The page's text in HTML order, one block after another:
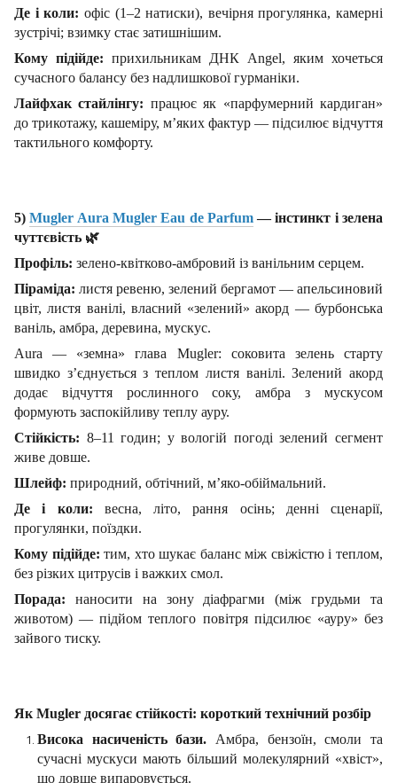
Де і коли: офіс (1–2 натиски), вечірня прогулянка, камерні
зустрічі; взимку стає затишнішим.
Кому підійде: прихильникам ДНК Angel, яким хочеться
сучасного балансу без надлишкової гурманіки.
Лайфхак стайлінгу: працює як «парфумерний кардиган»
до трикотажу, кашеміру, м’яких фактур — підсилює відчуття
тактильного комфорту.
5)Mugler Aura Mugler Eau de Parfum— інстинкт і зелена
чуттєвість 🌿
Профіль: зелено-квітково-амбровий із ванільним серцем.
Піраміда: листя ревеню, зелений бергамот — апельсиновий
цвіт, листя ванілі, власний «зелений» акорд — бурбонська
ваніль, амбра, деревина, мускус.
Aura — «земна» глава Mugler: соковита зелень старту
швидко з’єднується з теплом листя ванілі. Зелений акорд
додає відчуття рослинного соку, амбра з мускусом
формують заспокійливу теплу ауру.
Стійкість: 8–11 годин; у вологій погоді зелений сегмент
живе довше.
Шлейф: природний, обтічний, м’яко-обіймальний.
Де і коли: весна, літо, рання осінь; денні сценарії,
прогулянки, поїздки.
Кому підійде: тим, хто шукає баланс між свіжістю і теплом,
без різких цитрусів і важких смол.
Порада: наносити на зону діафрагми (між грудьми та
животом) — підйом теплого повітря підсилює «ауру» без
зайвого тиску.
Як Mugler досягає стійкості: короткий технічний розбір
Висока насиченість бази. Амбра, бензоїн, смоли та
сучасні мускуси мають більший молекулярний «хвіст»,
що довше випаровується.